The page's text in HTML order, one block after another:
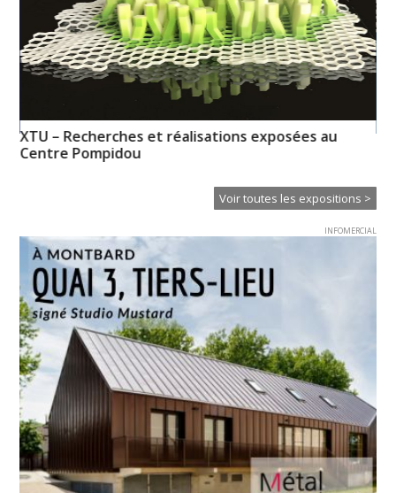
XTU – Recherches et réalisations exposées au
Centre Pompidou
Voir toutes les expositions >
INFOMERCIAL